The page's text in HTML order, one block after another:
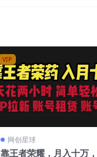
VIP
网创星球
靠王者荣耀，月入十万